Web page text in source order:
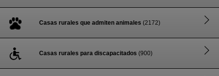
Casas rurales que admiten animales (2172)
Casas rurales para discapacitados (900)